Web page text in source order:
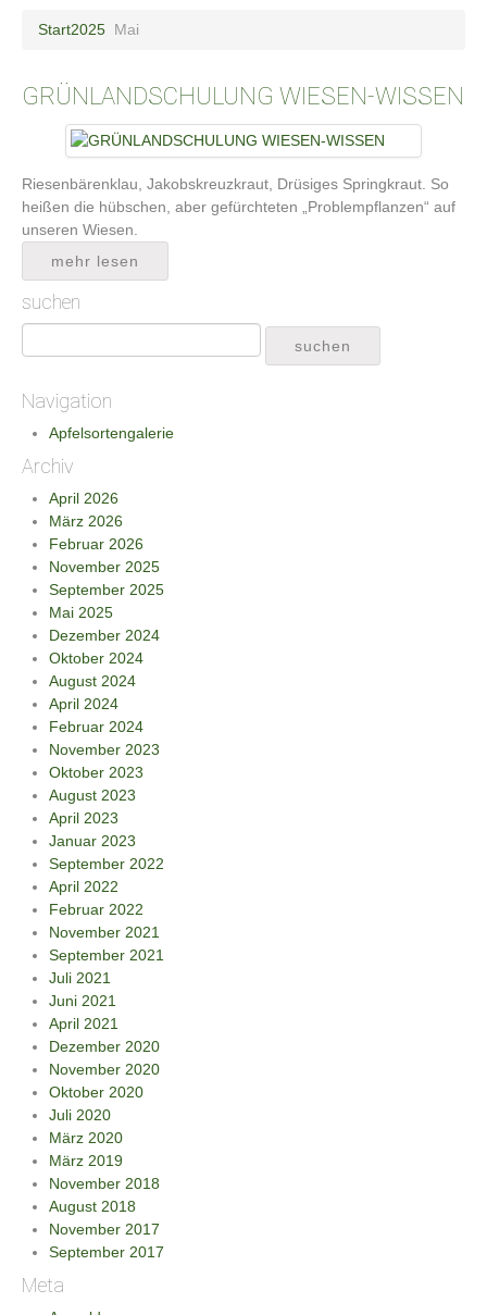
Start2025 Mai
GRÜNLANDSCHULUNG WIESEN-WISSEN
Riesenbärenklau, Jakobskreuzkraut, Drüsiges Springkraut. So
heißen die hübschen, aber gefürchteten „Problempflanzen“ auf
unseren Wiesen.
mehr lesen
suchen
Navigation
Apfelsortengalerie
Archiv
April 2026
März 2026
Februar 2026
November 2025
September 2025
Mai 2025
Dezember 2024
Oktober 2024
August 2024
April 2024
Februar 2024
November 2023
Oktober 2023
August 2023
April 2023
Januar 2023
September 2022
April 2022
Februar 2022
November 2021
September 2021
Juli 2021
Juni 2021
April 2021
Dezember 2020
November 2020
Oktober 2020
Juli 2020
März 2020
März 2019
November 2018
August 2018
November 2017
September 2017
Meta